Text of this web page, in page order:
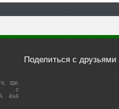
где
с
4x4
Поделиться с друзьями